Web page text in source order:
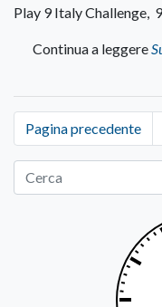
Play 9 Italy Challenge,
Continua a leggere
Pagina precedente